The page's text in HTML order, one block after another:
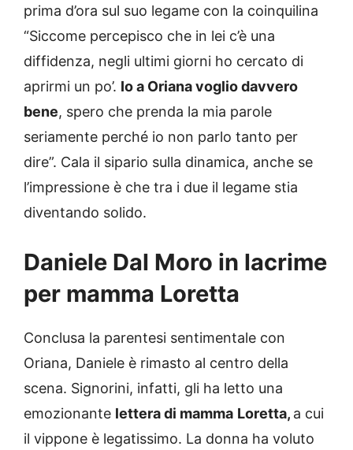
prima d’ora sul suo legame con la coinquilina
“Siccome percepisco che in lei c’è una
diffidenza, negli ultimi giorni ho cercato di
aprirmi un po’. Io a Oriana voglio davvero
bene, spero che prenda la mia parole
seriamente perché io non parlo tanto per
dire”. Cala il sipario sulla dinamica, anche se
l’impressione è che tra i due il legame stia
diventando solido.
Daniele Dal Moro in lacrime
per mamma Loretta
Conclusa la parentesi sentimentale con
Oriana, Daniele è rimasto al centro della
scena. Signorini, infatti, gli ha letto una
emozionante lettera di mamma Loretta, a cui
il vippone è legatissimo. La donna ha voluto